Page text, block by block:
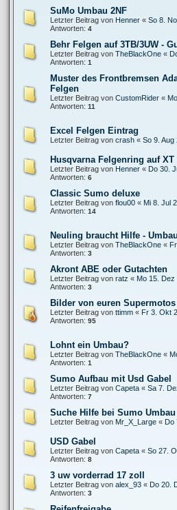
SuMo Umbau 2NF
Letzter Beitrag von Henner « So 8.
Antworten: 4
Behr Felgen auf 3TB/3UW -
Letzter Beitrag von TheBlackOne «
Antworten: 1
Muster des Frontbremsen
Felgen
Letzter Beitrag von CustomRider «
Antworten: 11
Excel Felgen Eintrag
Letzter Beitrag von crash « So 9. Aug
Husqvarna Felgenring auf XT
Letzter Beitrag von Henner « Do 30.
Antworten: 6
Classic Sumo deluxe
Letzter Beitrag von flou00 « Mi 8. Jul
Antworten: 14
Neuling braucht Hilfe -
Letzter Beitrag von TheBlackOne «
Antworten: 3
Akront ABE oder Gutachten
Letzter Beitrag von ratz « Mo 15. Dez
Antworten: 3
Bilder von euren
Letzter Beitrag von ttimm « Fr 3. Okt
Antworten: 95
Lohnt ein Umbau?
Letzter Beitrag von TheBlackOne «
Antworten: 1
Sumo Aufbau mit Usd Gabel
Letzter Beitrag von Capeta « Sa 7.
Antworten: 7
Suche Hilfe bei Sumo Umbau
Letzter Beitrag von Mr_X_Large « Do
USD Gabel
Letzter Beitrag von Capeta « So 27.
Antworten: 8
3 uw vorderrad 17 zoll
Letzter Beitrag von alex_93 « Do 20.
Antworten: 3